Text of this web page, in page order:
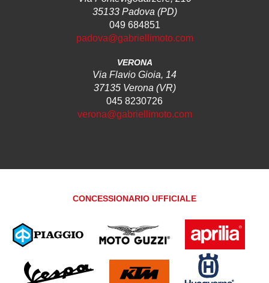
35133 Padova (PD)
049 684851
padova@gabriellimoto.com
VERONA
Via Flavio Gioia, 14
37135 Verona (VR)
045 8230726
verona@gabriellimoto.com
CONCESSIONARIO UFFICIALE